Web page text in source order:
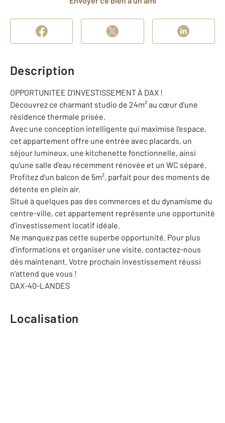
Description
OPPORTUNITEE D'INVESTISSEMENT À DAX !
Découvrez ce charmant studio de 24m² au cœur d'une
résidence thermale prisée.
Avec une conception intelligente qui maximise l'espace,
cet appartement offre une entrée avec placards, un
séjour lumineux, une kitchenette fonctionnelle, ainsi
qu'une salle d'eau récemment rénovée et un WC séparé.
Profitez d'un balcon de 5m², parfait pour des moments de
détente en plein air.
Situé à quelques pas des commerces et du dynamisme du
centre-ville, cet appartement représente une opportunité
d'investissement locatif idéale.
Ne manquez pas cette superbe opportunité. Pour plus
d'informations et organiser une visite, contactez-nous
dès maintenant. Votre prochain investissement réussi
n'attend que vous !
DAX-40-LANDES
Localisation